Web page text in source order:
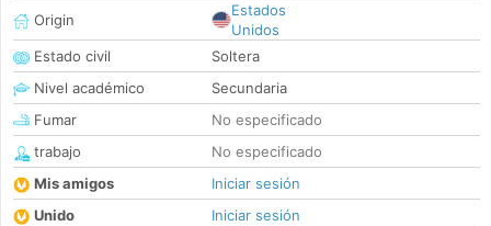
Origin
Estados
Unidos
Estado civil
Soltera
Nivel académico
Secundaria
Fumar
No especificado
trabajo
No especificado
Mis amigos
Iniciar sesión
Unido
Iniciar sesión